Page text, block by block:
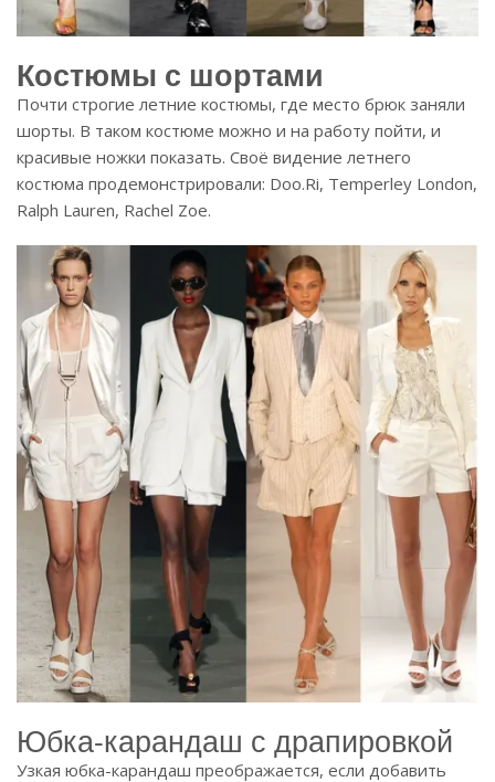
Костюмы с шортами
Почти строгие летние костюмы, где место брюк заняли
шорты. В таком костюме можно и на работу пойти, и
красивые ножки показать. Своё видение летнего
костюма продемонстрировали: Doo.Ri, Temperley London,
Ralph Lauren, Rachel Zoe.
Юбка-карандаш с драпировкой
Узкая юбка-карандаш преображается, если добавить